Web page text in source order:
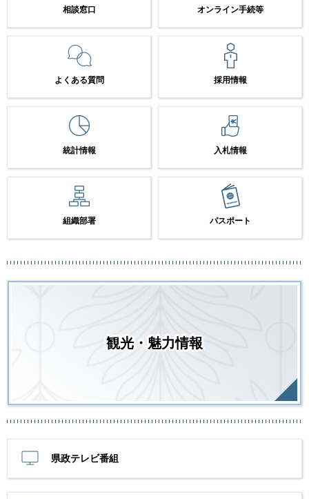
相談窓口 オンライン手続等
よくある質問 採用情報
統計情報 入札情報
組織部署 パスポート
観光・魅力情報
県政テレビ番組